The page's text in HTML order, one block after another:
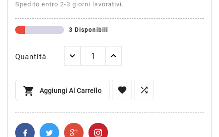
Spedito entro 2-3 giorni lavorativi.
3 Disponibili
Quantità
 Aggiungi Al Carrello  